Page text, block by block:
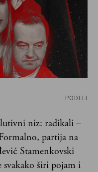
PODELI
niz: radikali –
partija na
Stamenkovski
širi pojam i